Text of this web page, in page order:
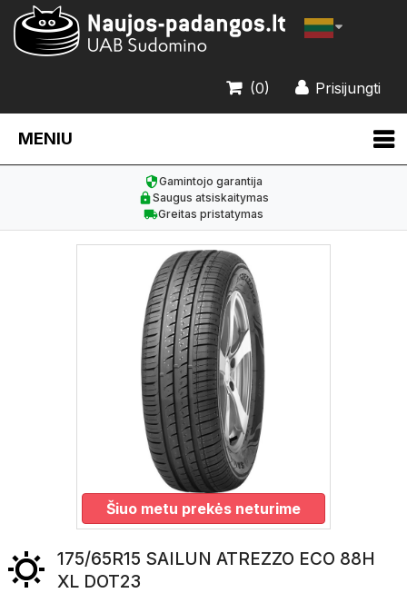
Prisijungti
(0)
MENIU
Gamintojo garantija
Saugus atsiskaitymas
Greitas pristatymas
Šiuo metu prekės neturime
175/65R15 SAILUN ATREZZO ECO 88H
XL DOT23